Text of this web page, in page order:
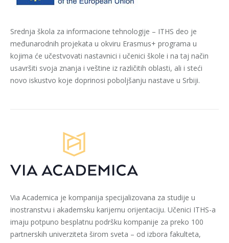
Srednja škola za informacione tehnologije – ITHS deo je
međunarodnih projekata u okviru Erasmus+ programa u
kojima će učestvovati nastavnici i učenici škole i na taj način
usavršiti svoja znanja i veštine iz različitih oblasti, ali i steći
novo iskustvo koje doprinosi poboljšanju nastave u Srbiji.
Via Academica je kompanija specijalizovana za studije u
inostranstvu i akademsku karijernu orijentaciju. Učenici ITHS-a
imaju potpuno besplatnu podršku kompanije za preko 100
partnerskih univerziteta širom sveta – od izbora fakulteta,